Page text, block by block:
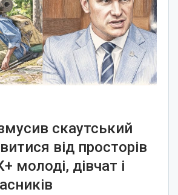
скаутський
від просторів
молоді, дівчат і